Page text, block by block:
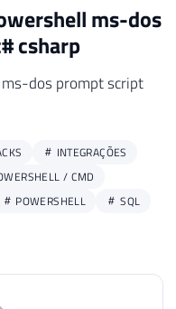
ms-dos
csharp
dos prompt script
INTEGRAÇÕES
/ CMD
POWERSHELL
SQL